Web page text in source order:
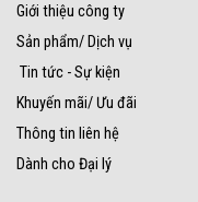
Giới thiệu công ty
Sản phẩm/ Dịch vụ
Tin tức - Sự kiện
Khuyến mãi/ Ưu đãi
Thông tin liên hệ
Dành cho Đại lý